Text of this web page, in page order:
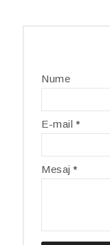
Nume
E-mail*
Mesaj*